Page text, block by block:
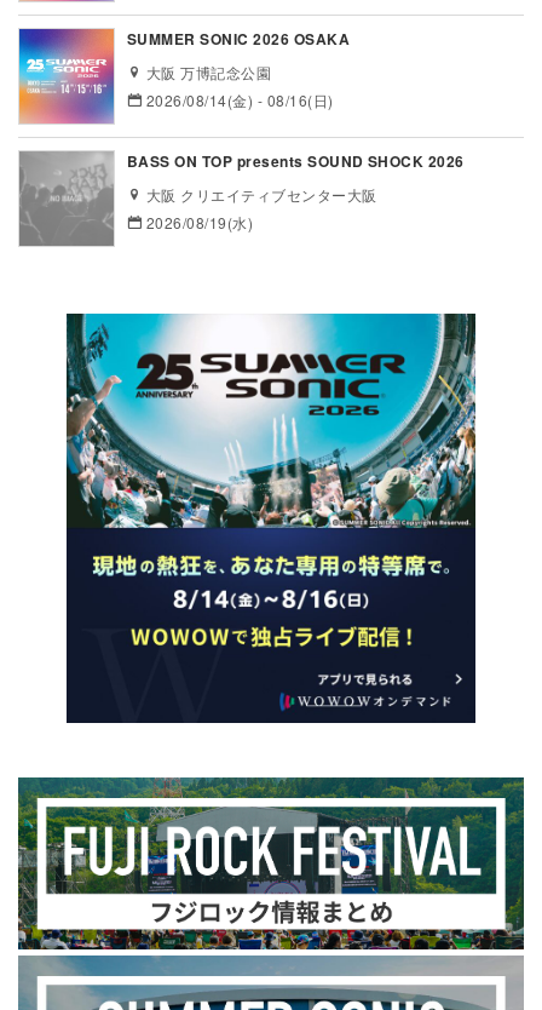
SUMMER SONIC 2026 OSAKA
大阪 万博記念公園
2026/08/14(金) - 08/16(日)
BASS ON TOP presents SOUND SHOCK 2026
大阪 クリエイティブセンター大阪
2026/08/19(水)